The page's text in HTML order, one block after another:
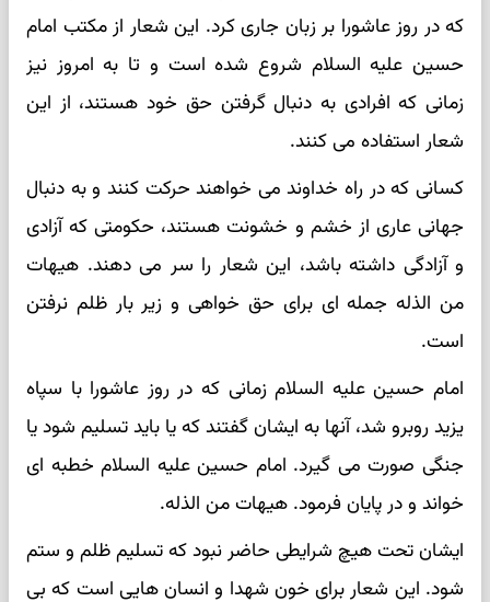
که در روز عاشورا بر زبان جاری کرد. این شعار از مکتب امام
حسین علیه السلام شروع شده است و تا به امروز نیز
زمانی که افرادی به دنبال گرفتن حق خود هستند، از این
شعار استفاده می کنند.
کسانی که در راه خداوند می خواهند حرکت کنند و به دنبال
جهانی عاری از خشم و خشونت هستند، حکومتی که آزادی
و آزادگی داشته باشد، این شعار را سر می دهند. هیهات
من الذله جمله ای برای حق خواهی و زیر بار ظلم نرفتن
است.
امام حسین علیه السلام زمانی که در روز عاشورا با سپاه
یزید روبرو شد، آنها به ایشان گفتند که یا باید تسلیم شود یا
جنگی صورت می گیرد. امام حسین علیه السلام خطبه ای
خواند و در پایان فرمود. هیهات من الذله.
ایشان تحت هیچ شرایطی حاضر نبود که تسلیم ظلم و ستم
شود. این شعار برای خون شهدا و انسان هایی است که بی